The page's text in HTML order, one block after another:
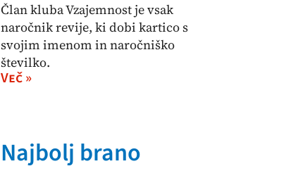
Član kluba Vzajemnost je vsak
naročnik revije, ki dobi kartico s
svojim imenom in naročniško
številko.
Več »
Najbolj brano